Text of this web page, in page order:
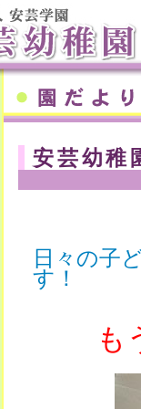
安芸幼稚
日々の子
す！
も